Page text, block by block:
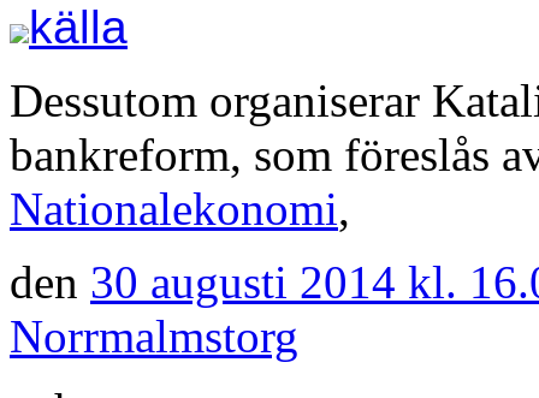
källa
Dessutom organiserar
bankreform, som föreslås
Nationalekonomi,
den 30 augusti 2014 kl.
Norrmalmstorg